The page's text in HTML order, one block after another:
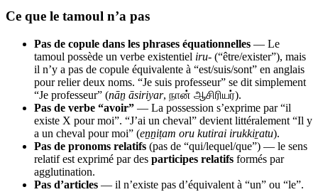
Ce que le tamoul n’a pas
Pas de copule dans les phrases équationnelles — Le
tamoul possède un verbe existentiel iru- (“être/exister”), mais
il n’y a pas de copule équivalente à “est/suis/sont” en anglais
pour relier deux noms. “Je suis professeur” se dit simplement
“Je professeur” (nāṉ āsiriyar, நான் ஆசிரியர்).
Pas de verbe “avoir” — La possession s’exprime par “il
existe X pour moi”. “J’ai un cheval” devient littéralement “Il y
a un cheval pour moi” (eṉṉiṭam oru kutirai irukkiṟatu).
Pas de pronoms relatifs (pas de “qui/lequel/que”) — le sens
relatif est exprimé par des participes relatifs formés par
agglutination.
Pas d’articles — il n’existe pas d’équivalent à “un” ou “le”.